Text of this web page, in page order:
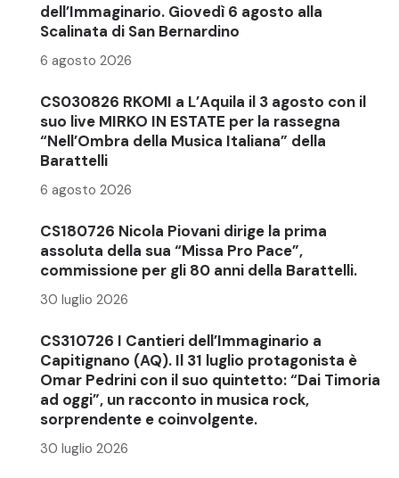
dell’Immaginario. Giovedì 6 agosto alla
Scalinata di San Bernardino
6 agosto 2026
CS030826 RKOMI a L’Aquila il 3 agosto con il
suo live MIRKO IN ESTATE per la rassegna
“Nell’Ombra della Musica Italiana” della
Barattelli
6 agosto 2026
CS180726 Nicola Piovani dirige la prima
assoluta della sua “Missa Pro Pace”,
commissione per gli 80 anni della Barattelli.
30 luglio 2026
CS310726 I Cantieri dell’Immaginario a
Capitignano (AQ). Il 31 luglio protagonista è
Omar Pedrini con il suo quintetto: “Dai Timoria
ad oggi”, un racconto in musica rock,
sorprendente e coinvolgente.
30 luglio 2026